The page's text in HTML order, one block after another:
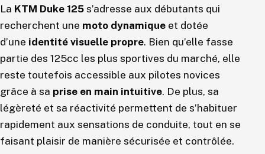
La KTM Duke 125 s’adresse aux débutants qui
recherchent une moto dynamique et dotée
d’une identité visuelle propre. Bien qu’elle fasse
partie des 125cc les plus sportives du marché, elle
reste toutefois accessible aux pilotes novices
grâce à sa prise en main intuitive. De plus, sa
légèreté et sa réactivité permettent de s’habituer
rapidement aux sensations de conduite, tout en se
faisant plaisir de manière sécurisée et contrôlée.